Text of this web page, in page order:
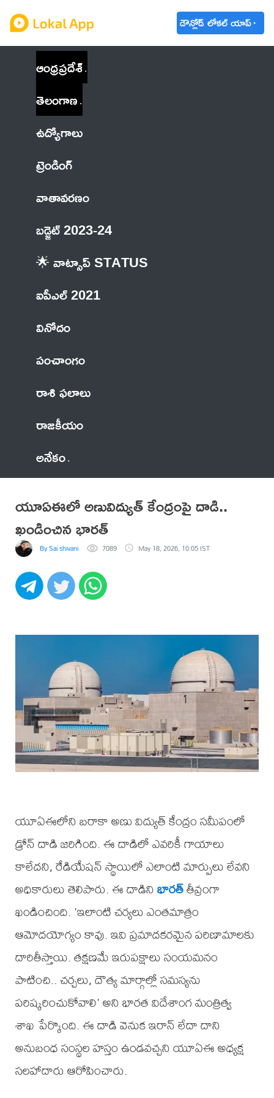
డౌన్లోడ్ లోకల్ యాప్
ఆంధ్రప్రదేశ్
తెలంగాణ
ఉద్యోగాలు
ట్రెండింగ్
వాతావరణం
బడ్జెట్ 2023-24
🌟 వాట్సాప్ STATUS
ఐపీఎల్ 2021
వినోదం
పంచాంగం
రాశి ఫలాలు
రాజకీయం
అనేకం
యూఏఈలో అణువిద్యుత్‌ కేంద్రంపై దాడి..
ఖండించిన భారత్‌
By Sai shivani 7089 May 18, 2026, 10:05 IST
యూఏఈలోని బరాకా అణు విద్యుత్ కేంద్రం సమీపంలో
డ్రోన్ దాడి జరిగింది. ఈ దాడిలో ఎవరికీ గాయాలు
కాలేదని, రేడియేషన్ స్థాయిలో ఎలాంటి మార్పులు లేవని
అధికారులు తెలిపారు. ఈ దాడినిభారత్తీవ్రంగా
ఖండించింది. 'ఇలాంటి చర్యలు ఎంతమాత్రం
ఆమోదయోగ్యం కావు. ఇవి ప్రమాదకరమైన పరిణామాలకు
దారితీస్తాయి. తక్షణమే ఇరుపక్షాలు సంయమనం
పాటించి.. చర్చలు, దౌత్య మార్గాల్లో సమస్యను
పరిష్కరించుకోవాలి' అని భారత విదేశాంగ మంత్రిత్వ
శాఖ పేర్కొంది. ఈ దాడి వెనుక ఇరాన్ లేదా దాని
అనుబంధ సంస్థల హస్తం ఉండవచ్చని యూఏఈ అధ్యక్ష
సలహాదారు ఆరోపించారు.